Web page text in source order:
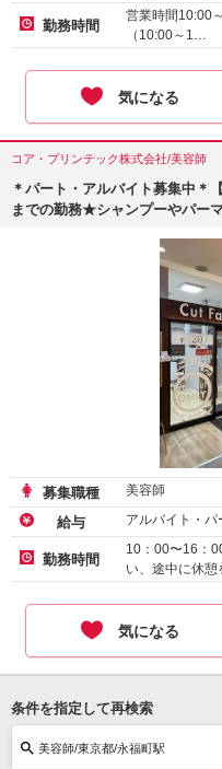
業務委託-時給 :
勤務時間
営業時間10:00～19:00
（10:00～1…
気になる
コア・プリンテック株式会社/美容師
＊パート・アルバイト募集中＊
までの勤務★シャンプーやパー
募集職種 美容師
給与 アルバイト・パ
勤務時間
10：00〜16：
い、途中に休
気になる
条件を指定して再検索
美容師/東京都/永福町駅